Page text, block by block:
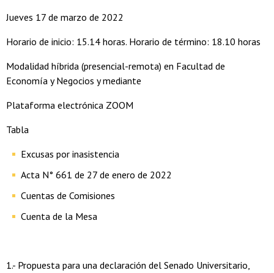
Jueves 17 de marzo de 2022
Horario de inicio: 15.14 horas. Horario de término: 18.10 horas
Modalidad híbrida (presencial-remota) en Facultad de
Economía y Negocios y mediante
Plataforma electrónica ZOOM
Tabla
Excusas por inasistencia
Acta N° 661 de 27 de enero de 2022
Cuentas de Comisiones
Cuenta de la Mesa
1.- Propuesta para una declaración del Senado Universitario,